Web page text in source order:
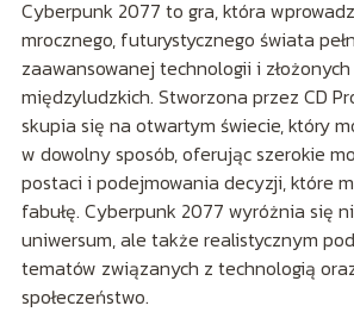
Cyberpunk 2077 to gra, która
mrocznego, futurystycznego świata
zaawansowanej technologii i
międzyludzkich. Stworzona przez CD
skupia się na otwartym świecie, który
w dowolny sposób, oferując szerokie
postaci i podejmowania decyzji, które
fabułę. Cyberpunk 2077 wyróżnia się
uniwersum, ale także realistycznym
tematów związanych z technologią
społeczeństwo.